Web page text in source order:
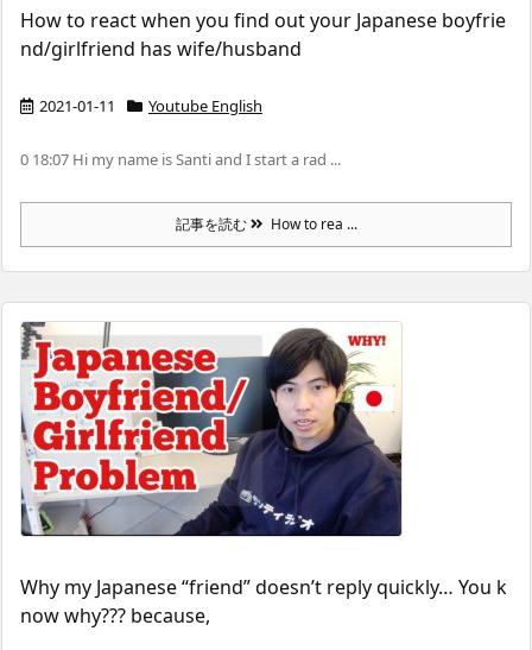
How to react when you find out your Japanese boyfrie
nd/girlfriend has wife/husband
2021-01-11 Youtube English
0 18:07 Hi my name is Santi and I start a rad ...
記事を読む How to rea ...
Why my Japanese “friend” doesn’t reply quickly… You k
now why??? because,